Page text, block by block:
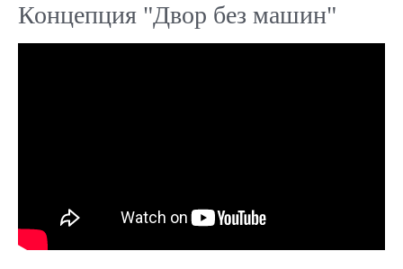
Концепция "Двор без машин"